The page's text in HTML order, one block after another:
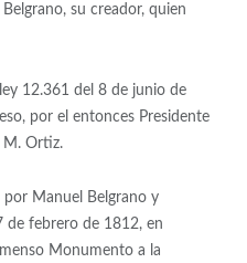
su creador, quien
12.361 del 8 de junio de
por el entonces Presidente
M. Ortiz.
por Manuel Belgrano y
de febrero de 1812, en
Monumento a la